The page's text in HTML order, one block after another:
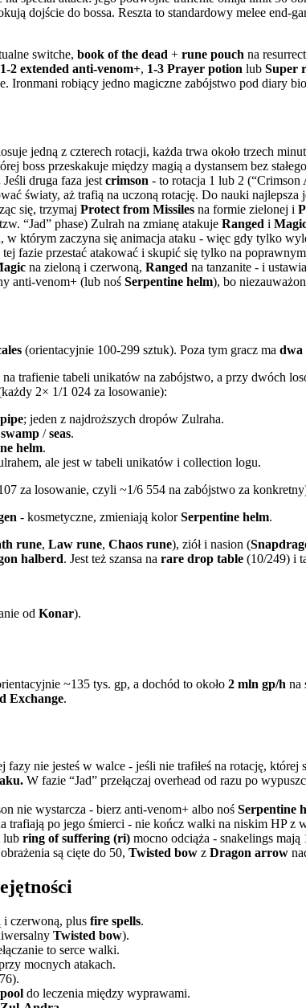
dojście do bossa. Reszta to standardowy melee end-
switche, book of the dead + rune pouch na
1-2 extended anti-venom+, 1-3 Prayer potion lub Super
Ironmani robiący jedno magiczne zabójstwo pod diary
jedną z czterech rotacji, każda trwa około trzech
boss przeskakuje między magią a dystansem bez
Jeśli druga faza jest crimson - to rotacja 1 lub 2 (“Crimson
światy, aż trafią na uczoną rotację. Do nauki najlepsza
się, trzymaj Protect from Missiles na formie zielonej i
“Jad” phase) Zulrah na zmianę atakuje Ranged i
którym zaczyna się animacja ataku - więc gdy tylko
fazie przestać atakować i skupić się tylko na
na zieloną i czerwoną, Ranged na tanzanite - i
anti-venom+ (lub noś Serpentine helm), bo
(orientacyjnie 100-299 sztuk). Poza tym gracz ma dwa
na trafienie tabeli unikatów na zabójstwo, a przy dwóch
2× 1/1 024 za losowanie):
; jeden z najdroższych dropów Zulraha.
/seas.
helm.
ale jest w tabeli unikatów i collection logu.
za losowanie, czyli ~1/6 554 na zabójstwo za
- kosmetyczne, zmieniają kolorSerpentine helm.
rune, Law rune, Chaos rune), ziół i nasion (
halberd. Jest też szansa na rare drop table (10/249) i
od Konar).
~135 tys. gp, a dochód to około 2 mln gp/h na
Exchange.
fazy nie jesteś w walce - jeśli nie trafiłeś na rotację,
W fazie “Jad” przełączaj overhead od razu po
nie wystarcza - bierz anti-venom+ albo noś Serpentine
trafiają po jego śmierci - nie kończ walki na niskim HP z
lub ring of suffering (ri) mocno odciąża - snakelings
są cięte do 50, Twisted bow z Dragon arrow
i czerwoną, plus fire spells.
Twisted bow).
to serce walki.
mocnych atakach.
do leczenia między wyprawami.